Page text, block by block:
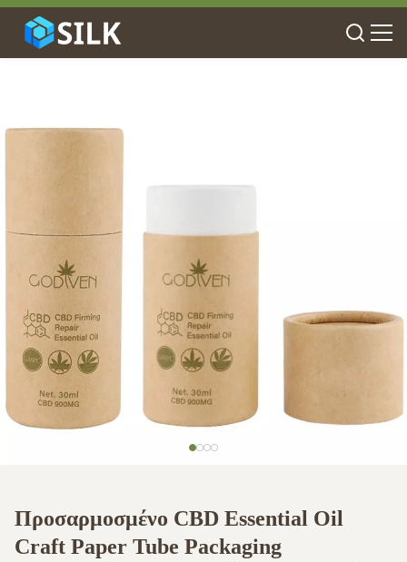
Προσαρμοσμένο CBD Essential Oil
Craft Paper Tube Packaging